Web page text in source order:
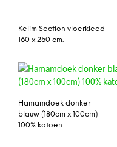
Kelim Section vloerkleed
160 x 250 cm.
Hamamdoek donker
blauw (180cm x 100cm)
100% katoen